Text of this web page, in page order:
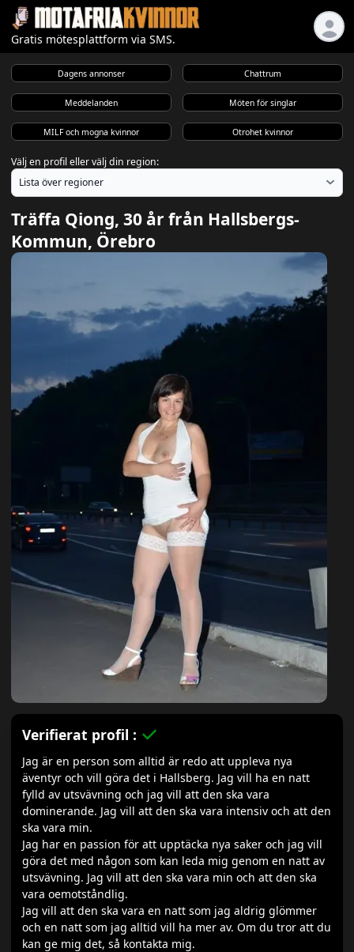
Gratis mötesplattform via SMS.
Dagens annonser Chattrum
Meddelanden Möten för singlar
MILF och mogna kvinnor Otrohet kvinnor
Välj en profil eller välj din region:
Träffa Qiong, 30 år från Hallsbergs-
Kommun, Örebro
Verifierat profil :
Jag är en person som alltid är redo att uppleva nya
äventyr och vill göra det i Hallsberg. Jag vill ha en natt
fylld av utsvävning och jag vill att den ska vara
dominerande. Jag vill att den ska vara intensiv och att den
ska vara min.
Jag har en passion för att upptäcka nya saker och jag vill
göra det med någon som kan leda mig genom en natt av
utsvävning. Jag vill att den ska vara min och att den ska
vara oemotståndlig.
Jag vill att den ska vara en natt som jag aldrig glömmer
och en natt som jag alltid vill ha mer av. Om du tror att du
kan ge mig det, så kontakta mig.